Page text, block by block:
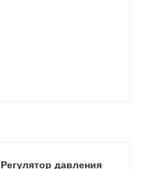
Регулятор давления